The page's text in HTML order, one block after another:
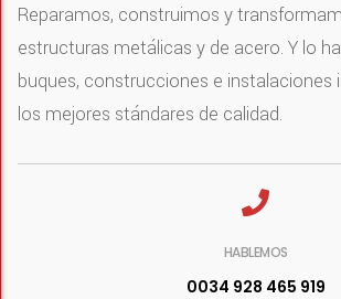
Reparamos, construimos y
estructuras metálicas y de acero. Y lo
buques, construcciones e instalaciones
los mejores stándares de calidad.
HABLEMOS
0034 928 465 919